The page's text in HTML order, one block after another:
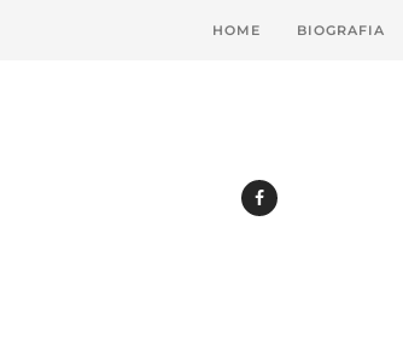
HOME BIOGRAFIA